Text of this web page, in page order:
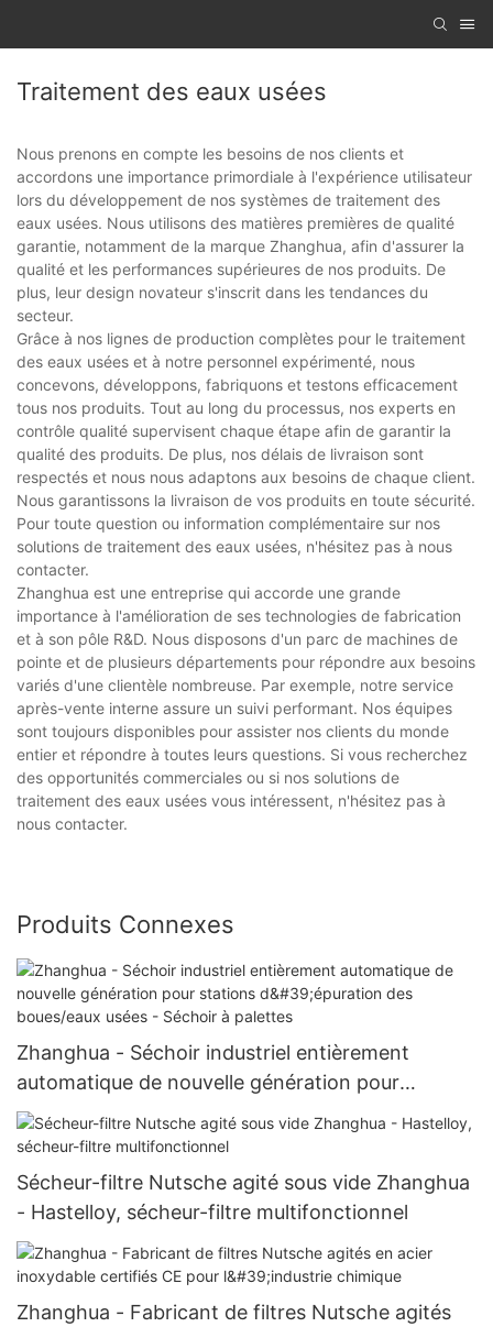
Traitement des eaux usées
Nous prenons en compte les besoins de nos clients et
accordons une importance primordiale à l'expérience utilisateur
lors du développement de nos systèmes de traitement des
eaux usées. Nous utilisons des matières premières de qualité
garantie, notamment de la marque Zhanghua, afin d'assurer la
qualité et les performances supérieures de nos produits. De
plus, leur design novateur s'inscrit dans les tendances du
secteur.
Grâce à nos lignes de production complètes pour le traitement
des eaux usées et à notre personnel expérimenté, nous
concevons, développons, fabriquons et testons efficacement
tous nos produits. Tout au long du processus, nos experts en
contrôle qualité supervisent chaque étape afin de garantir la
qualité des produits. De plus, nos délais de livraison sont
respectés et nous nous adaptons aux besoins de chaque client.
Nous garantissons la livraison de vos produits en toute sécurité.
Pour toute question ou information complémentaire sur nos
solutions de traitement des eaux usées, n'hésitez pas à nous
contacter.
Zhanghua est une entreprise qui accorde une grande
importance à l'amélioration de ses technologies de fabrication
et à son pôle R&D. Nous disposons d'un parc de machines de
pointe et de plusieurs départements pour répondre aux besoins
variés d'une clientèle nombreuse. Par exemple, notre service
après-vente interne assure un suivi performant. Nos équipes
sont toujours disponibles pour assister nos clients du monde
entier et répondre à toutes leurs questions. Si vous recherchez
des opportunités commerciales ou si nos solutions de
traitement des eaux usées vous intéressent, n'hésitez pas à
nous contacter.
Produits Connexes
Zhanghua - Séchoir industriel entièrement
automatique de nouvelle génération pour
stations d'épuration des boues/eaux usées -
Séchoir à palettes
Sécheur-filtre Nutsche agité sous vide Zhanghua
- Hastelloy, sécheur-filtre multifonctionnel
Zhanghua - Fabricant de filtres Nutsche agités